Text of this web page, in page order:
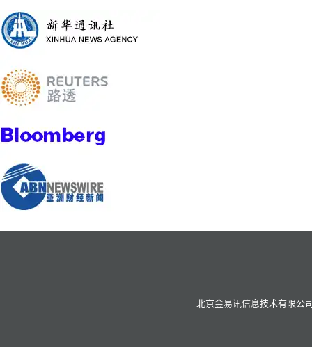
北京金易讯信息技术有限公